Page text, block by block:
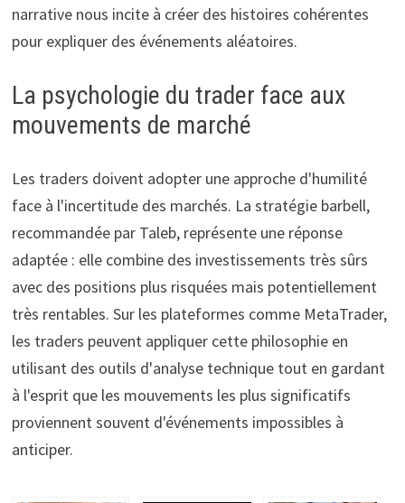
narrative nous incite à créer des histoires cohérentes
pour expliquer des événements aléatoires.
La psychologie du trader face aux
mouvements de marché
Les traders doivent adopter une approche d'humilité
face à l'incertitude des marchés. La stratégie barbell,
recommandée par Taleb, représente une réponse
adaptée : elle combine des investissements très sûrs
avec des positions plus risquées mais potentiellement
très rentables. Sur les plateformes comme MetaTrader,
les traders peuvent appliquer cette philosophie en
utilisant des outils d'analyse technique tout en gardant
à l'esprit que les mouvements les plus significatifs
proviennent souvent d'événements impossibles à
anticiper.